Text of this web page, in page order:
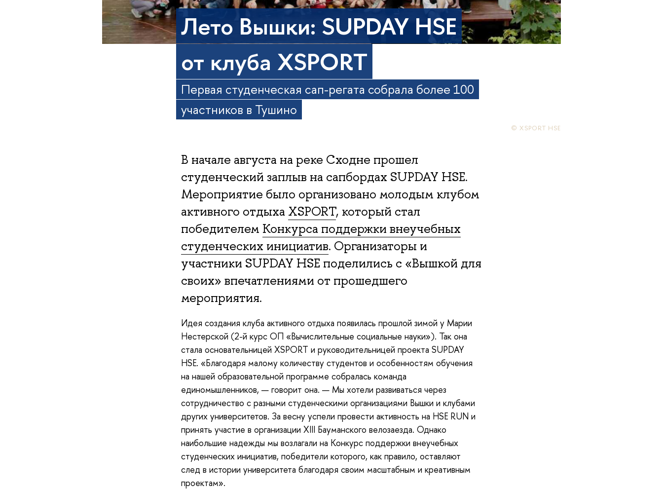
Лето Вышки: SUPDAY HSE
от клуба XSPORT
Первая студенческая сап-регата собрала более 100
участников в Тушино
© XSPORT HSE
В начале августа на реке Сходне прошел
студенческий заплыв на сапбордах SUPDAY HSE.
Мероприятие было организовано молодым клубом
активного отдыха XSPORT, который стал
победителем Конкурса поддержки внеучебных
студенческих инициатив. Организаторы и
участники SUPDAY HSE поделились с «Вышкой для
своих» впечатлениями от прошедшего
мероприятия.
Идея создания клуба активного отдыха появилась прошлой зимой у Марии
Нестерской (2-й курс ОП «Вычислительные социальные науки»). Так она
стала основательницей XSPORT и руководительницей проекта SUPDAY
HSE. «Благодаря малому количеству студентов и особенностям обучения
на нашей образовательной программе собралась команда
единомышленников, — говорит она. — Мы хотели развиваться через
сотрудничество с разными студенческими организациями Вышки и клубами
других университетов. За весну успели провести активность на HSE RUN и
принять участие в организации XIII Бауманского велозаезда. Однако
наибольшие надежды мы возлагали на Конкурс поддержки внеучебных
студенческих инициатив, победители которого, как правило, оставляют
след в истории университета благодаря своим масштабным и креативным
проектам».